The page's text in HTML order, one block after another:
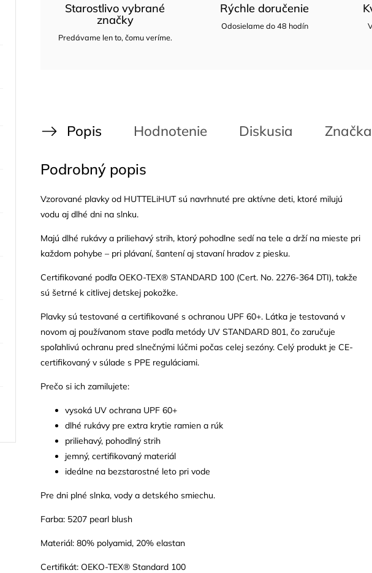
Starostlivo vybrané
značky
Predávame len to, čomu veríme.
Rýchle doručenie
Odosielame do 48 hodín
Popis Hodnotenie Diskusia Značka
Podrobný popis
Vzorované plavky od HUTTELiHUT sú navrhnuté pre aktívne deti, ktoré milujú
vodu aj dlhé dni na slnku.
Majú dlhé rukávy a priliehavý strih, ktorý pohodlne sedí na tele a drží na mieste pri
každom pohybe – pri plávaní, šantení aj stavaní hradov z piesku.
Certifikované podľa OEKO-TEX® STANDARD 100 (Cert. No. 2276-364 DTI), takže
sú šetrné k citlivej detskej pokožke.
Plavky sú testované a certifikované s ochranou UPF 60+. Látka je testovaná v
novom aj používanom stave podľa metódy UV STANDARD 801, čo zaručuje
spoľahlivú ochranu pred slnečnými lúčmi počas celej sezóny. Celý produkt je CE-
certifikovaný v súlade s PPE reguláciami.
Prečo si ich zamilujete:
vysoká UV ochrana UPF 60+
dlhé rukávy pre extra krytie ramien a rúk
priliehavý, pohodlný strih
jemný, certifikovaný materiál
ideálne na bezstarostné leto pri vode
Pre dni plné slnka, vody a detského smiechu.
Farba: 5207 pearl blush
Materiál: 80% polyamid, 20% elastan
Certifikát: OEKO-TEX® Standard 100